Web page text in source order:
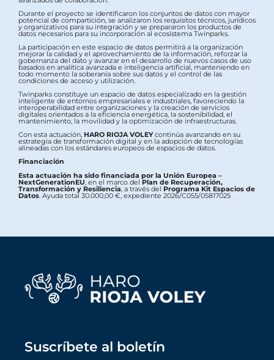
Durante el proyecto se identificaron los conjuntos de datos con mayor
potencial de compartición, se analizaron los requisitos técnicos, jurídicos
y organizativos para su integración y se prepararon los productos de
datos necesarios para su incorporación al ecosistema Twinparks.
La participación en este espacio de datos permitirá a la organización
mejorar la calidad y el aprovechamiento de la información, reforzar la
gobernanza del dato y avanzar en el desarrollo de nuevos casos de uso
basados en analítica avanzada e inteligencia artificial, manteniendo en
todo momento la soberanía sobre sus datos y el control de las
condiciones de acceso y utilización.
Twinparks constituye un espacio de datos especializado en la gestión
inteligente de entornos empresariales e industriales, favoreciendo la
interoperabilidad entre organizaciones y la creación de servicios
digitales orientados a la eficiencia energética, la sostenibilidad, el
mantenimiento, la movilidad y la optimización de infraestructuras.
Con esta actuación, HARO RIOJA VOLEYcontinúa avanzando en su
estrategia de transformación digital y en la adopción de tecnologías
alineadas con los estándares europeos de espacios de datos.
Financiación
Esta actuación ha sido financiada por la Unión Europea –
NextGenerationEU , en el marco delPlan de Recuperación,
Transformación y Resiliencia , a través del Programa Kit Espacios de
Datos . Ayuda total 30.000,00 €, expediente 2026/C055/05817025
Suscríbete al boletín